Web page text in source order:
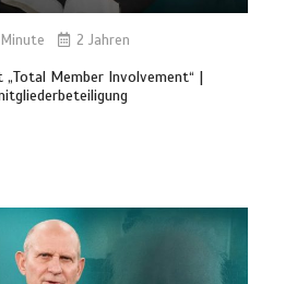
Minute 2 Jahren
Member Involvement“ |